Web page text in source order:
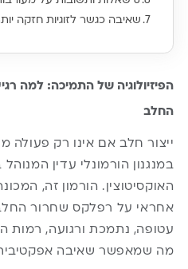
שאיבה כגשר לזוגיות חזקה
הפיזיולוגיה של התמיכה: למה
החלב
ייצור חלב אם אינו רק פעולה
במנגנון הורמונלי עדין
האוקסיטוצין. הורמון זה,
אחראי על רפלקס שחרור
עטופה, נתמכת ורגועה, רמות
מה שמאפשר שאיבה אפקטיבית